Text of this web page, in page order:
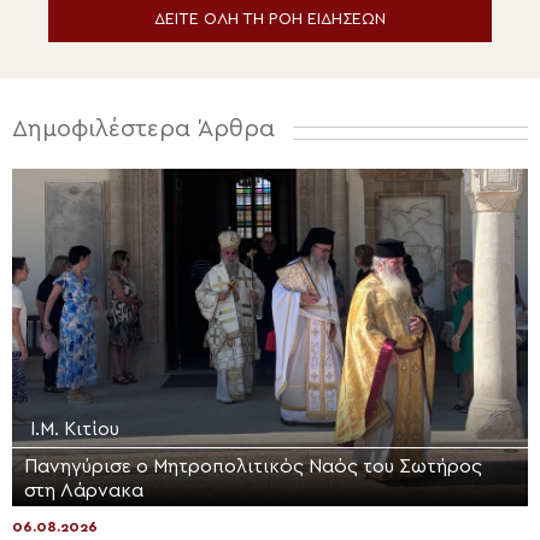
ΔΕΙΤΕ ΟΛΗ ΤΗ ΡΟΗ ΕΙΔΗΣΕΩΝ
Δημοφιλέστερα Άρθρα
Ι.Μ. Κιτίου
Πανηγύρισε ο Μητροπολιτικός Ναός του Σωτήρος
στη Λάρνακα
06.08.2026